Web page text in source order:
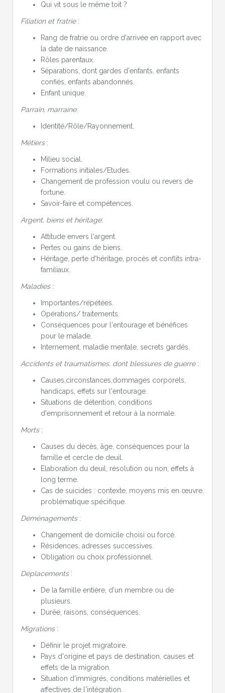
Qui vit sous le même toit ?
Filiation et fratrie:
Rang de fratrie ou ordre d'arrivée en rapport avec
la date de naissance.
Rôles parentaux.
Séparations, dont gardes d'enfants, enfants
confiés, enfants abandonnés.
Enfant unique.
Parrain, marraine:
Identité/Rôle/Rayonnement.
Métiers:
Milieu social.
Formations initiales/Etudes.
Changement de profession voulu ou revers de
fortune.
Savoir-faire et compétences.
Argent, biens et héritage:
Attitude envers l'argent.
Pertes ou gains de biens.
Héritage, perte d'héritage, procès et conflits intra-
familiaux.
Maladies:
Importantes/répétées.
Opérations/ traitements.
Conséquences pour l'entourage et bénéfices
pour le malade.
Internement, maladie mentale, secrets gardés.
Accidents et traumatismes, dont blessures de guerre:
Causes,circonstances,dommages corporels,
handicaps, effets sur l'entourage.
Situations de détention, conditions
d'emprisonnement et retour à la normale.
Morts:
Causes du décès, âge, conséquences pour la
famille et cercle de deuil.
Elaboration du deuil, résolution ou non, effets à
long terme.
Cas de suicides : contexte, moyens mis en œuvre,
problématique spécifique.
Déménagements:
Changement de domicile choisi ou forcé.
Résidences, adresses successives.
Obligation ou choix professionnel.
Déplacements:
De la famille entière, d'un membre ou de
plusieurs.
Durée, raisons, conséquences.
Migrations:
Définir le projet migratoire.
Pays d'origine et pays de destination, causes et
effets de la migration.
Situation d'immigrés, conditions matérielles et
affectives de l'intégration.